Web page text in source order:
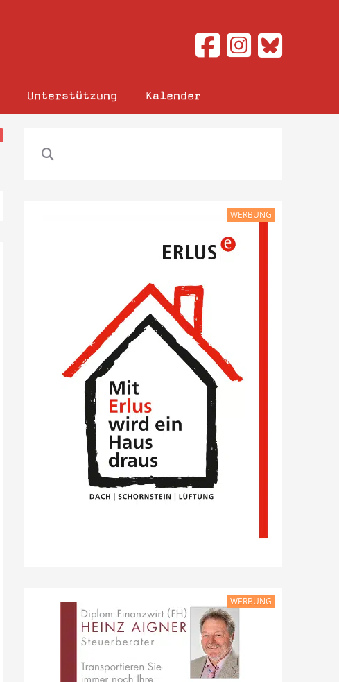
Unterstützung Kalender
WERBUNG
WERBUNG